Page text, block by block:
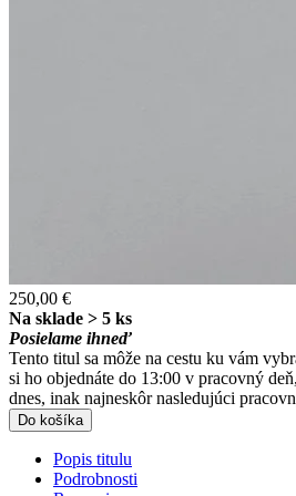
250,00 €
Na sklade > 5 ks
Posielame ihneď
Tento titul sa môže na cestu ku vám
si ho objednáte do 13:00 v pracovný
dnes, inak najneskôr nasledujúci
Do košíka
Popis titulu
Podrobnosti